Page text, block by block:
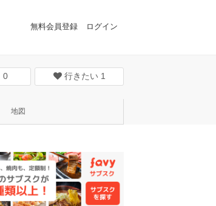
無料会員登録 ログイン
0 行きたい 1
地図